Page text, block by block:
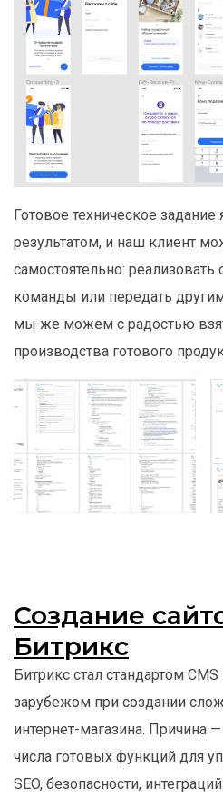
Готовое техническое
результатом, и наш клиент
самостоятельно:
команды или передать
мы же можем с радостью
производства готового
Создание
Битрикс
Битрикс стал стандартом
зарубежом при создании
интернет-магазина. Причина
числа готовых функций для
SEO, безопасности,